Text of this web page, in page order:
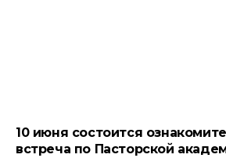
10 июня состоится
встреча по Пасторской